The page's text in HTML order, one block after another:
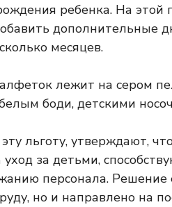
ребенка. На этой
дополнительные
месяцев.
льготу, утверждают,
за детьми,
персонала. Решение
но и направлено на